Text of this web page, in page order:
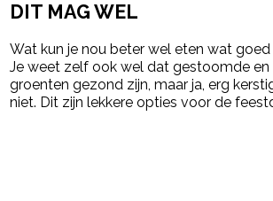
DIT MAG WEL
Wat kun je nou beter wel eten wat goed
Je weet zelf ook wel dat gestoomde
groenten gezond zijn, maar ja, erg
niet. Dit zijn lekkere opties voor de